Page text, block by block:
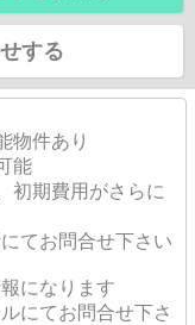
する
物件あり
能
初期費用がさらに
てお問合せ下さい
になります
にてお問合せ下さ